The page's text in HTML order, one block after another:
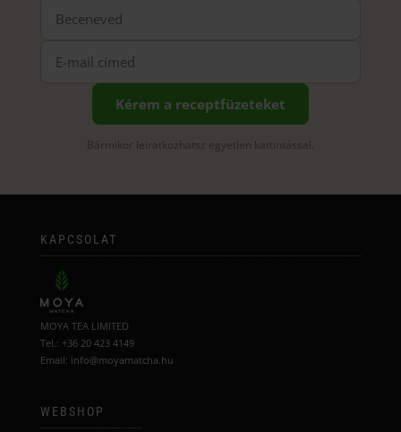
Kérem a receptfüzeteket
Bármikor leiratkozhatsz egyetlen kattintással.
KAPCSOLAT
MOYA TEA LIMITED
Tel.: +36 20 423 4149
Email: info@moyamatcha.hu
WEBSHOP